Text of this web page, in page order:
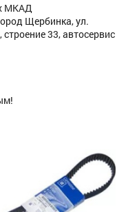
МКАД
Щербинка, ул.
33, автосервис